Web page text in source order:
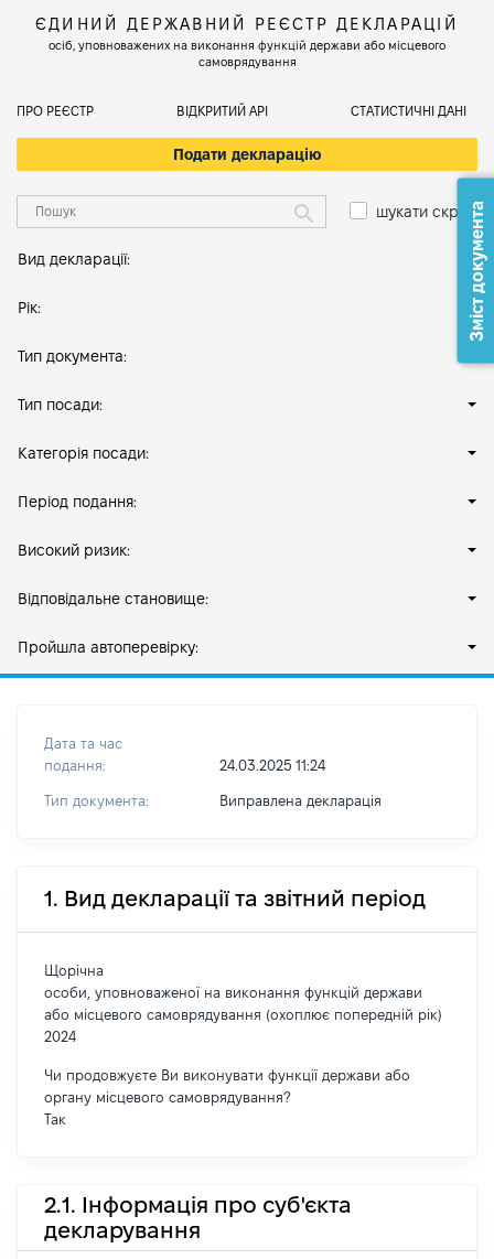
ЄДИНИЙ ДЕРЖАВНИЙ РЕЄСТР ДЕКЛАРАЦІЙ
осіб, уповноважених на виконання функцій держави або місцевого
самоврядування
ПРО РЕЄСТР ВІДКРИТИЙ АРІ СТАТИСТИЧНІ ДАНІ
Подати декларацію
шукати скрізь
Вид декларації:
Рік:
Тип документа:
Тип посади:
Категорія посади:
Період подання:
Високий ризик:
Відповідальне становище:
Пройшла автоперевірку:
Дата та час
подання:
24.03.2025 11:24
Тип документа: Виправлена декларація
1. Вид декларації та звітний період
Щорічна
особи, уповноваженої на виконання функцій держави
або місцевого самоврядування (охоплює попередній рік)
2024
Чи продовжуєте Ви виконувати функції держави або
органу місцевого самоврядування?
Так
2.1. Інформація про суб'єкта
декларування
Зміст документа